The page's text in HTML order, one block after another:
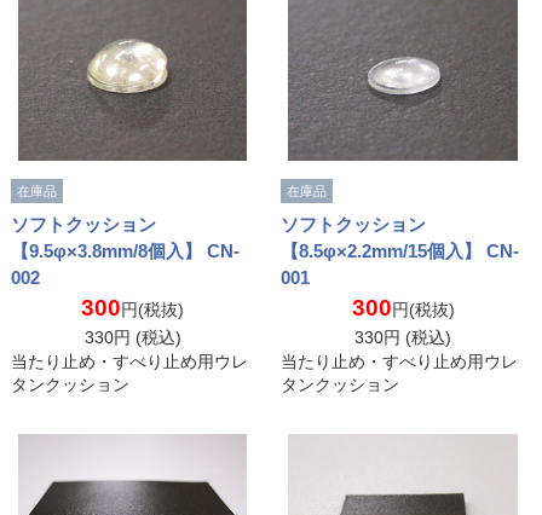
在庫品
ソフトクッション
【9.5φ×3.8mm/8個入】 CN-
002
300円(税抜)
330円 (税込)
当たり止め・すべり止め用ウレ
タンクッション
在庫品
ソフトクッション
【8.5φ×2.2mm/15個入】 CN-
001
300円(税抜)
330円 (税込)
当たり止め・すべり止め用ウレ
タンクッション